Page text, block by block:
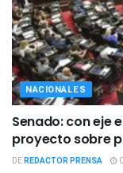
NACIONALES
Senado: con eje
proyecto sobre
DEREDACTOR PRENSA